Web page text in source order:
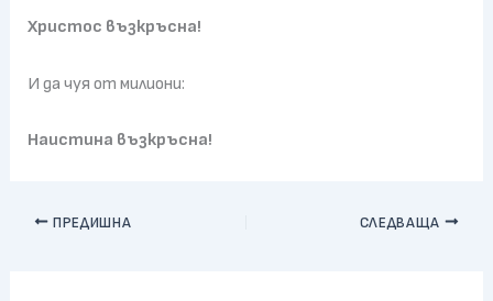
Христос възкръсна!
И да чуя от милиони:
Наистина възкръсна!
ПРЕДИШНА СЛЕДВАЩА